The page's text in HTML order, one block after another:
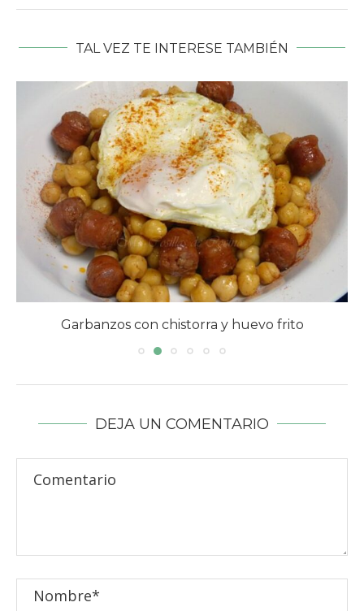
TAL VEZ TE INTERESE TAMBIÉN
Garbanzos con chistorra y huevo frito
DEJA UN COMENTARIO